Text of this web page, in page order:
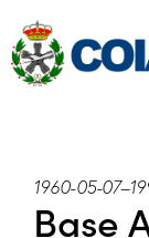
1960-05-07–
Base